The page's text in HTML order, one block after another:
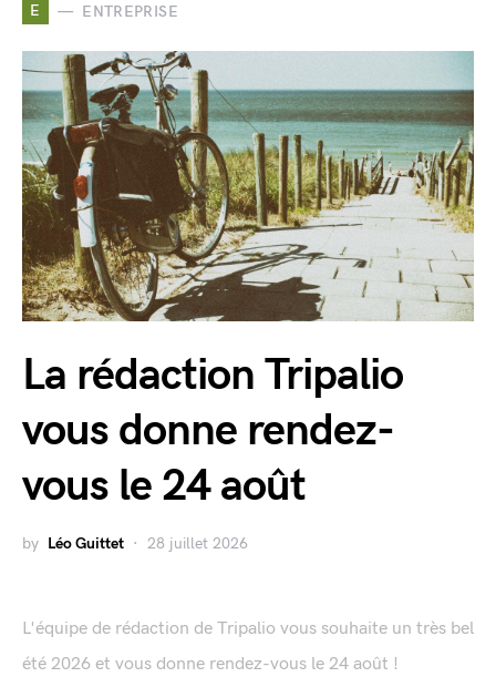
E ENTREPRISE
La rédaction Tripalio
vous donne rendez-
vous le 24 août
by Léo Guittet 28 juillet 2026
L'équipe de rédaction de Tripalio vous souhaite un très bel
été 2026 et vous donne rendez-vous le 24 août !